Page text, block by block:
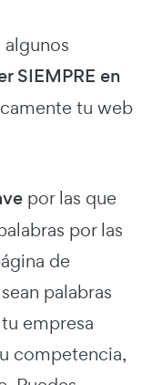
SIEMPRE en
tu web
por las que
por las
de
palabras
empresa
competencia,